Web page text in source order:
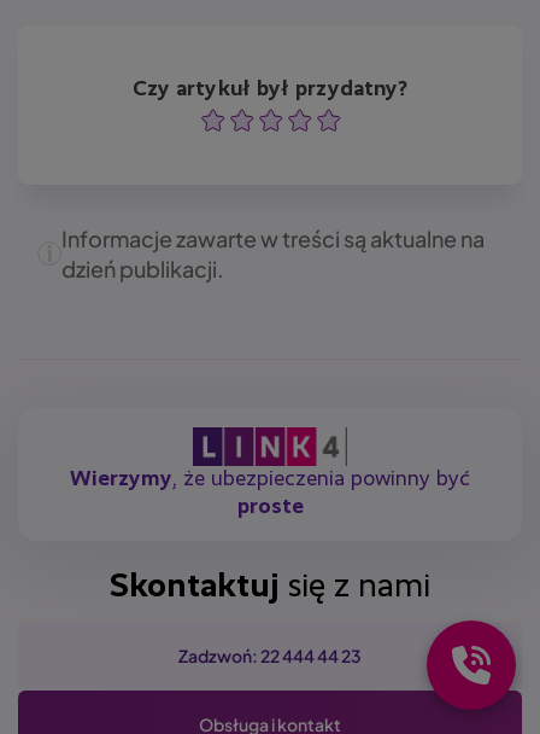
Czy artykuł był przydatny?
OcenaOcenaOcena
OcenaOcena
Informacje zawarte w treści są aktualne na
dzień publikacji.
Wierzymy, że ubezpieczenia powinny być
proste
Skontaktuj się z nami
Zadzwoń: 22 444 44 23
Obsługa i kontakt